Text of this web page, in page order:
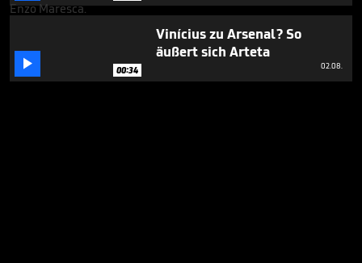
 00:34
Vinícius zu Arsenal? So
äußert sich Arteta
02.08.